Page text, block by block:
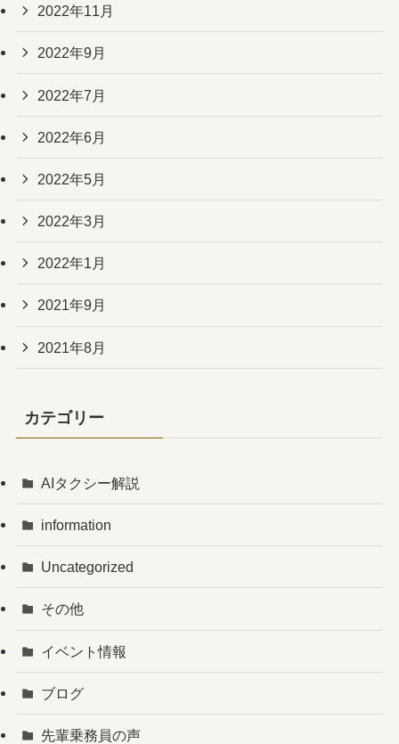
2022年11月
2022年9月
2022年7月
2022年6月
2022年5月
2022年3月
2022年1月
2021年9月
2021年8月
カテゴリー
AIタクシー解説
information
Uncategorized
その他
イベント情報
ブログ
先輩乗務員の声